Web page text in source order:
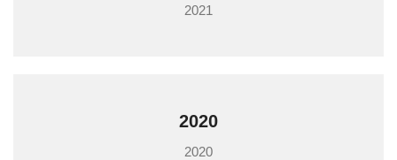
2021
2020
2020